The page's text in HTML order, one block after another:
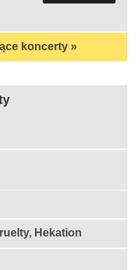
koncerty »
Hekation